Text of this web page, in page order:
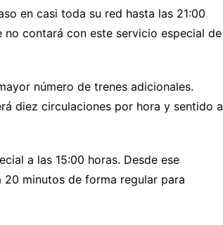
en casi toda su red hasta las 21:00
no contará con este servicio especial de
número de trenes adicionales.
diez circulaciones por hora y sentido a
a las 15:00 horas. Desde ese
minutos de forma regular para